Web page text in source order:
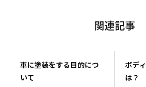
関連記事
車に塗装をする目的につ
いて
ボデ
は？